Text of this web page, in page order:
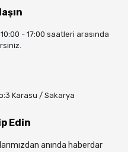
- 17:00 saatleri arasında
Karasu / Sakarya
Edin
anında haberdar